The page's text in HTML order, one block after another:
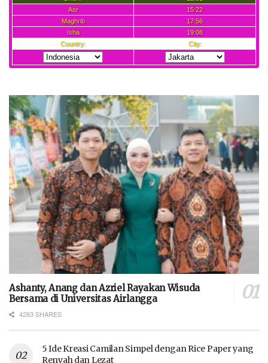
Ashanty, Anang dan Azriel Rayakan Wisuda
Bersama di Universitas Airlangga
4283 SHARES
5 Ide Kreasi Camilan Simpel dengan Rice Paper yang
Renyah dan Lezat